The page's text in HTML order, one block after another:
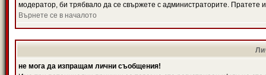
модератор, би трябвало да се свържете с администраторите.
Върнете се в началото
не мога да изпращам лични съобщения!